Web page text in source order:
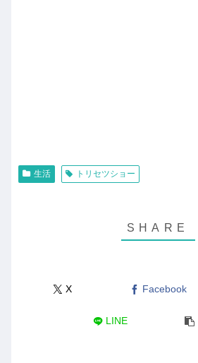
生活 トリセツショー
X Facebook
LINE